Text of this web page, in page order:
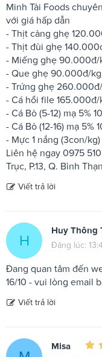
Minh Tài Foods
với giá hấp dẫn
- Thịt càng ghẹ
- Thịt đùi ghẹ
- Miếng ghẹ 90.000đ/
- Que ghẹ 90.000đ/kg
- Trứng ghẹ
- Cá hồi file 165.000đ/
- Cá Bò (5-12) mạ 5%
- Cá Bò (12-16) mạ 5%
- Mực 1 nắng (3con/
Liên hệ ngay 0975
Trục, P.13, Q. Bình
Viết trả lời
H
Huy Thông
Đăng lúc:
Đang quan tâm đến
16/10 - vui lòng email
Viết trả lời
Misa